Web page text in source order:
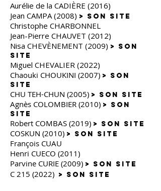
Aurélie de la CADIÈRE (2016)
Jean CAMPA (2008) > son site
Christophe CHARBONNEL
Jean-Pierre CHAUVET (2012)
Nisa CHEVÈNEMENT (2009) > son
site
Miguel CHEVALIER (2022)
Chaouki CHOUKINI (2007) > son
site
CHU TEH-CHUN (2005) > son site
Agnès COLOMBIER (2010) > son
site
Robert COMBAS (2019) > son site
COSKUN (2010) > son site
François CUAU
Henri CUECO (2011)
Parvine CURIE (2009) > son s ite
C 215 (2022) > SON SITE